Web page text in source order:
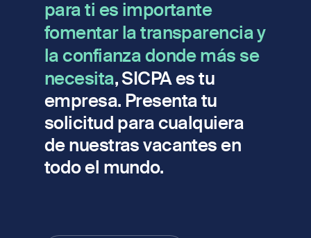
para ti es importante
fomentar la transparencia y
la confianza donde más se
necesita, SICPA es tu
empresa. Presenta tu
solicitud para cualquiera
de nuestras vacantes en
todo el mundo.